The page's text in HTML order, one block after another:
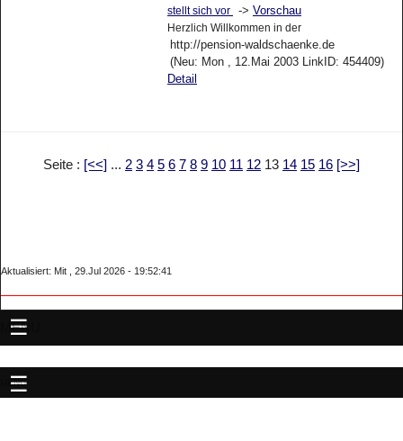
stellt sich vor
-> Vorschau
Herzlich Willkommen in der
http://pension-waldschaenke.de
(Neu: Mon , 12.Mai 2003 LinkID: 454409)
Detail
Seite : [<<] ... 2 3 4 5 6 7 8 9 10 11 12 13 14 15 16 [>>]
Aktualisiert: Mit , 29.Jul 2026 - 19:52:41
MENU
MENU